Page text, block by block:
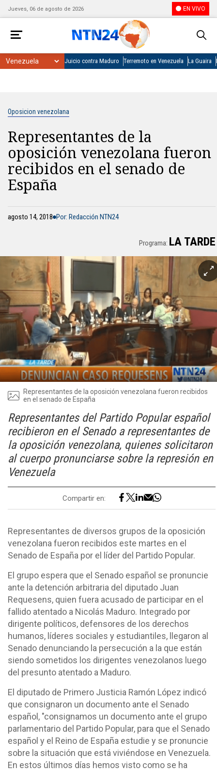
Jueves, 06 de agosto de 2026 EN VIVO
Juicio contra Maduro Terremoto en Venezuela La Guaira
Oposicion venezolana
Representantes de la
oposición venezolana fueron
recibidos en el senado de
España
agosto 14, 2018 Por: Redacción NTN24
Programa: LA TARDE
Representantes de la oposición venezolana fueron recibidos
en el senado de España
Representantes del Partido Popular español
recibieron en el Senado a representantes de
la oposición venezolana, quienes solicitaron
al cuerpo pronunciarse sobre la represión en
Venezuela
Compartir en:
Representantes de diversos grupos de la oposición
venezolana fueron recibidos este martes en el
Senado de España por el líder del Partido Popular.
El grupo espera que el Senado español se pronuncie
ante la detención arbitraria del diputado Juan
Requesens, quien fuera acusado de participar en el
fallido atentado a Nicolás Maduro. Integrado por
dirigente políticos, defensores de los derechos
humanos, líderes sociales y estudiantiles, llegaron al
Senado denunciando la persecución a la que están
siendo sometidos los dirigentes venezolanos luego
del presunto atentado a Maduro.
El diputado de Primero Justicia Ramón López indicó
que consignaron un documento ante el Senado
español, "consignamos un documento ante el grupo
parlamentario del Partido Popular, para que el Senado
español y el Reino de España estudie y se pronuncie
sobre la situación que está viviéndose en Venezuela.
En estos últimos días hemos visto como se ha